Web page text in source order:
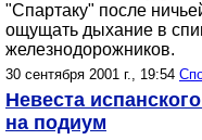
"Спартаку" после
ощущать дыхание в
железнодорожников.
30 сентября 2001 г., 19:54
Невеста
на подиум